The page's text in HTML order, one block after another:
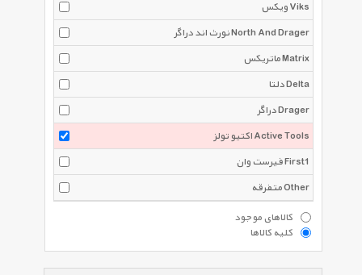
ویکس Viks
نورث اند دراگر North And Drager
ماتریکس Matrix
دلتا Delta
دراگر Drager
اکتیو تولز Active Tools
فیرست وان First1
متفرقه Other
کالاهای موجود
کلیه کالاها